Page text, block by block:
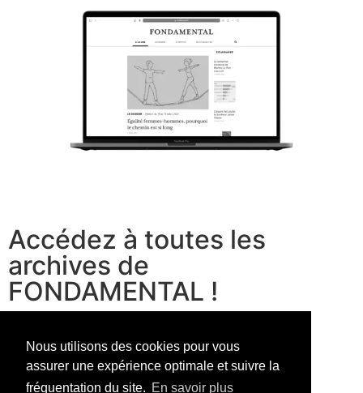
Nous utilisons des cookies pour vous
assurer une expérience optimale et suivre la
fréquentation du site. En savoir plus
Accédez à toutes les
archives de
FONDAMENTAL !